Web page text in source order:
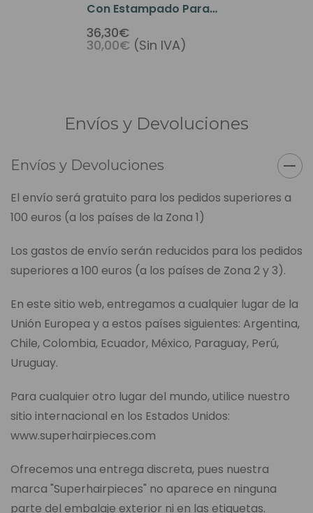
Con Estampado Para
Peluca O Prótesis
Capilar
36,30€
30,00€ (Sin IVA)
Envíos y Devoluciones
Envíos y Devoluciones
El envío será gratuito para los pedidos superiores a
100 euros (a los países de la Zona 1)
Los gastos de envío serán reducidos para los pedidos
superiores a 100 euros (a los países de Zona 2 y 3).
En este sitio web, entregamos a cualquier lugar de la
Unión Europea y a estos países siguientes: Argentina,
Chile, Colombia, Ecuador, México, Paraguay, Perú,
Uruguay.
Para cualquier otro lugar del mundo, utilice nuestro
sitio internacional en los Estados Unidos:
www.superhairpieces.com
Ofrecemos una entrega discreta, pues nuestra
marca "Superhairpieces" no aparece en ninguna
parte del embalaje exterior ni en las etiquetas.